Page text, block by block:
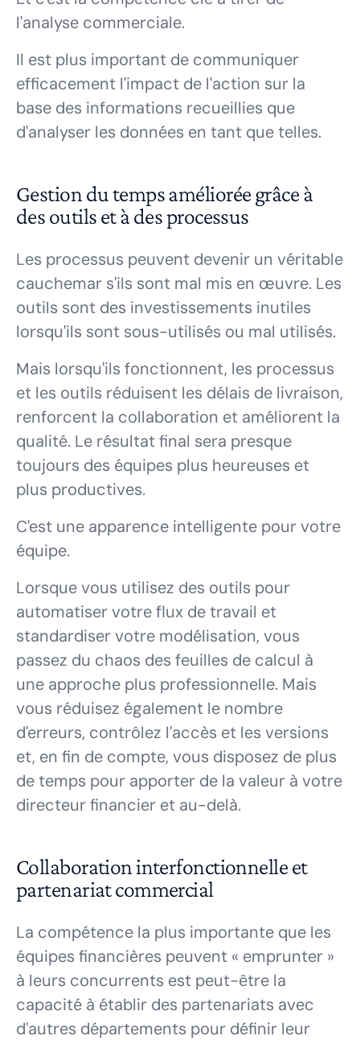
l'analyse commerciale.
Il est plus important de communiquer
efficacement l'impact de l'action sur la
base des informations recueillies que
d'analyser les données en tant que telles.
Gestion du temps améliorée grâce à
des outils et à des processus
Les processus peuvent devenir un véritable
cauchemar s'ils sont mal mis en œuvre. Les
outils sont des investissements inutiles
lorsqu'ils sont sous-utilisés ou mal utilisés.
Mais lorsqu'ils fonctionnent, les processus
et les outils réduisent les délais de livraison,
renforcent la collaboration et améliorent la
qualité. Le résultat final sera presque
toujours des équipes plus heureuses et
plus productives.
C'est une apparence intelligente pour votre
équipe.
Lorsque vous utilisez des outils pour
automatiser votre flux de travail et
standardiser votre modélisation, vous
passez du chaos des feuilles de calcul à
une approche plus professionnelle. Mais
vous réduisez également le nombre
d'erreurs, contrôlez l'accès et les versions
et, en fin de compte, vous disposez de plus
de temps pour apporter de la valeur à votre
directeur financier et au-delà.
Collaboration interfonctionnelle et
partenariat commercial
La compétence la plus importante que les
équipes financières peuvent « emprunter »
à leurs concurrents est peut-être la
capacité à établir des partenariats avec
d'autres départements pour définir leur